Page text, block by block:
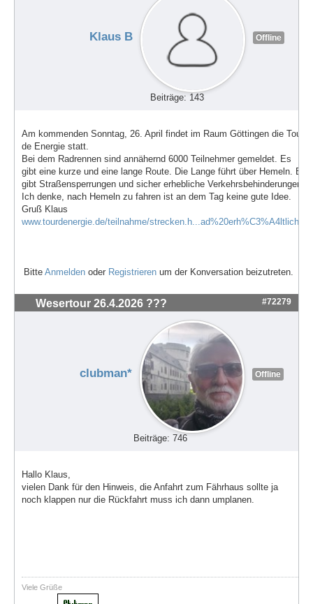
Klaus B Offline
Beiträge: 143
Am kommenden Sonntag, 26. April findet im Raum Göttingen die Tour
de Energie statt.
Bei dem Radrennen sind annähernd 6000 Teilnehmer gemeldet. Es
gibt eine kurze und eine lange Route. Die Lange führt über Hemeln. Es
gibt Straßensperrungen und sicher erhebliche Verkehrsbehinderungen.
Ich denke, nach Hemeln zu fahren ist an dem Tag keine gute Idee.
Gruß Klaus
www.tourdenergie.de/teilnahme/strecken.h...ad%20erh%C3%A4ltlich
Bitte Anmelden oder Registrieren um der Konversation beizutreten.
Wesertour 26.4.2026 ??? #72279
clubman* Offline
Beiträge: 746
Hallo Klaus,
vielen Dank für den Hinweis, die Anfahrt zum Fährhaus sollte ja
noch klappen nur die Rückfahrt muss ich dann umplanen.
Viele Grüße